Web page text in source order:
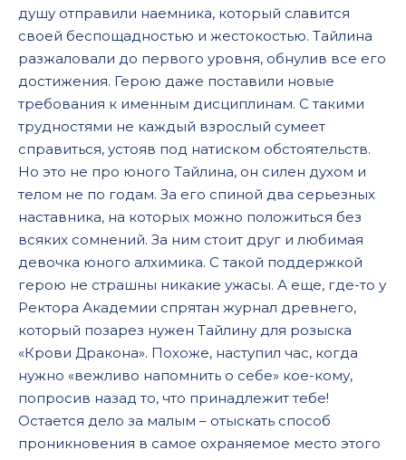
душу отправили наемника, который славится
своей беспощадностью и жестокостью. Тайлина
разжаловали до первого уровня, обнулив все его
достижения. Герою даже поставили новые
требования к именным дисциплинам. С такими
трудностями не каждый взрослый сумеет
справиться, устояв под натиском обстоятельств.
Но это не про юного Тайлина, он силен духом и
телом не по годам. За его спиной два серьезных
наставника, на которых можно положиться без
всяких сомнений. За ним стоит друг и любимая
девочка юного алхимика. С такой поддержкой
герою не страшны никакие ужасы. А еще, где-то у
Ректора Академии спрятан журнал древнего,
который позарез нужен Тайлину для розыска
«Крови Дракона». Похоже, наступил час, когда
нужно «вежливо напомнить о себе» кое-кому,
попросив назад то, что принадлежит тебе!
Остается дело за малым – отыскать способ
проникновения в самое охраняемое место этого